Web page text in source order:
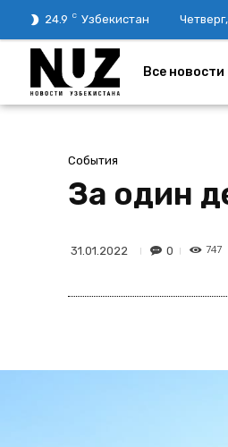
24.9 C Узбекистан
Все новости
События
За один
31.01.2022 0 747